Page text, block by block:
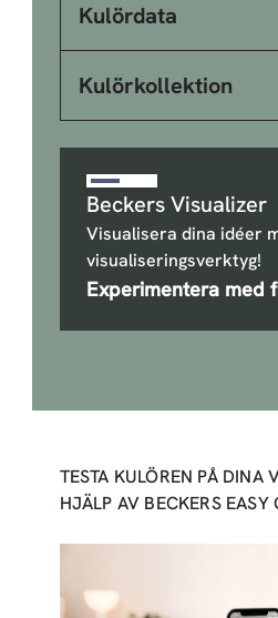
Kulördata
Kulörkollektion
Beckers Visualizer
Visualisera dina idéer
visualiseringsverktyg!
Experimentera med
TESTA KULÖREN PÅ DINA
HJÄLP AV BECKERS EASY